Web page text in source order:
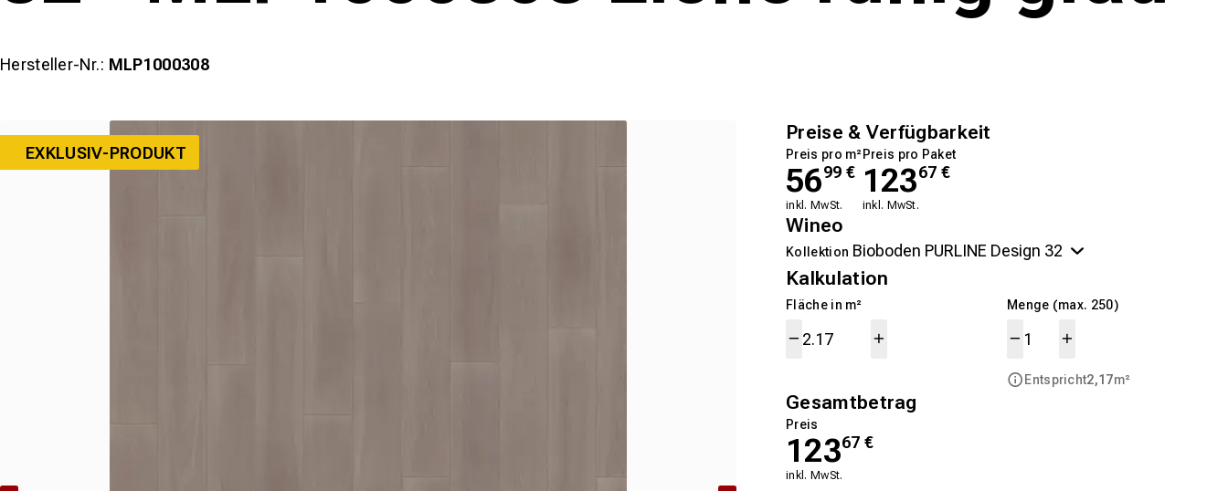
Hersteller-Nr.: MLP1000308
EXKLUSIV-PRODUKT
Preise & Verfügbarkeit
Preis pro m²
5699 €
inkl. MwSt.
Preis pro Paket
12367 €
inkl. MwSt.
Wineo
Kollektion
Kalkulation
Fläche in m² Menge (max. 250)
Entspricht2,17m²
Gesamtbetrag
Preis
12367 €
inkl. MwSt.